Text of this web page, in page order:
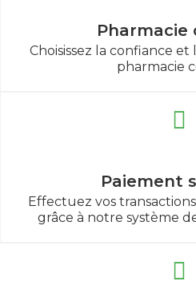
Pharmacie
Choisissez la confiance
pharmacie
Paiement
Effectuez vos
grâce à notre système